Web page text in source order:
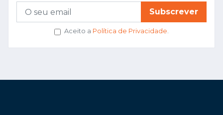
Subscrever
Aceito a Política de Privacidade.